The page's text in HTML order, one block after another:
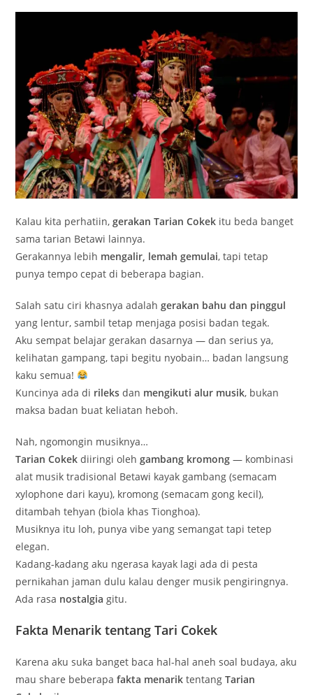
Kalau kita perhatiin,gerakan Tarian Cokek itu beda banget
sama tarian Betawi lainnya.
Gerakannya lebih mengalir, lemah gemulai, tapi tetap
punya tempo cepat di beberapa bagian.
Salah satu ciri khasnya adalahgerakan bahu dan pinggul
yang lentur, sambil tetap menjaga posisi badan tegak.
Aku sempat belajar gerakan dasarnya — dan serius ya,
kelihatan gampang, tapi begitu nyobain… badan langsung
kaku semua!
Kuncinya ada di rileks dan mengikuti alur musik, bukan
maksa badan buat keliatan heboh.
Nah, ngomongin musiknya…
Tarian Cokek diiringi olehgambang kromong — kombinasi
alat musik tradisional Betawi kayak gambang (semacam
xylophone dari kayu), kromong (semacam gong kecil),
ditambah tehyan (biola khas Tionghoa).
Musiknya itu loh, punya vibe yang semangat tapi tetep
elegan.
Kadang-kadang aku ngerasa kayak lagi ada di pesta
pernikahan jaman dulu kalau denger musik pengiringnya.
Ada rasa nostalgia gitu.
Fakta Menarik tentang Tari Cokek
Karena aku suka banget baca hal-hal aneh soal budaya, aku
mau share beberapafakta menarik tentangTarian